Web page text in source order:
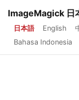
ImageMagick 日
日本語 English
Bahasa Indonesia